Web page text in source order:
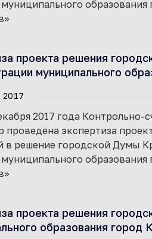
образования
проекта решения
муниципального
2017 года Контрольно-
проведена экспертиза
в решение городской Думы
образования
проекта решения
образования город